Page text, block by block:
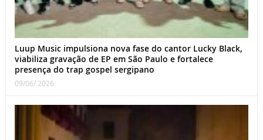
Luup Music impulsiona nova fase do cantor Lucky Black,
viabiliza gravação de EP em São Paulo e fortalece
presença do trap gospel sergipano
09/06/ 2026